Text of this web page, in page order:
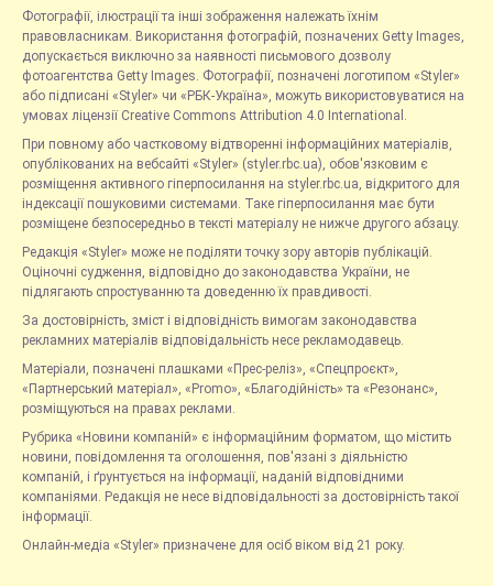
Фотографії, ілюстрації та інші зображення належать їхнім
правовласникам. Використання фотографій, позначених Getty Images,
допускається виключно за наявності письмового дозволу
фотоагентства Getty Images. Фотографії, позначені логотипом «Styler»
або підписані «Styler» чи «РБК-Україна», можуть використовуватися на
умовах ліцензії Creative Commons Attribution 4.0 International.
При повному або частковому відтворенні інформаційних матеріалів,
опублікованих на вебсайті «Styler» (styler.rbc.ua), обов'язковим є
розміщення активного гіперпосилання на styler.rbc.ua, відкритого для
індексації пошуковими системами. Таке гіперпосилання має бути
розміщене безпосередньо в тексті матеріалу не нижче другого абзацу.
Редакція «Styler» може не поділяти точку зору авторів публікацій.
Оціночні судження, відповідно до законодавства України, не
підлягають спростуванню та доведенню їх правдивості.
За достовірність, зміст і відповідність вимогам законодавства
рекламних матеріалів відповідальність несе рекламодавець.
Матеріали, позначені плашками «Прес-реліз», «Спецпроєкт»,
«Партнерський матеріал», «Promo», «Благодійність» та «Резонанс»,
розміщуються на правах реклами.
Рубрика «Новини компаній» є інформаційним форматом, що містить
новини, повідомлення та оголошення, пов'язані з діяльністю
компаній, і ґрунтується на інформації, наданій відповідними
компаніями. Редакція не несе відповідальності за достовірність такої
інформації.
Онлайн-медіа «Styler» призначене для осіб віком від 21 року.